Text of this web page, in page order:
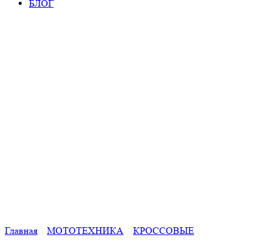
БЛОГ
Главная МОТОТЕХНИКА КРОССОВЫЕ